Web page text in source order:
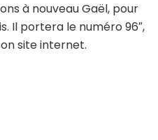
à nouveau Gaël, pour
Il portera le numéro 96″,
site internet.